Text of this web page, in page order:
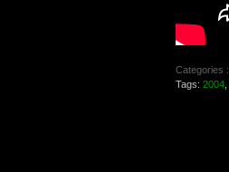
Categories :
Tags: 2004